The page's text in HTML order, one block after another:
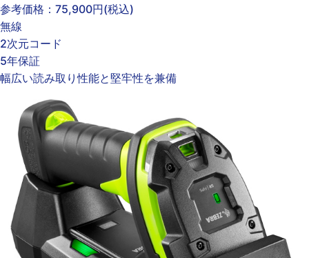
参考価格： 75,900円(税込)
無線
2次元コード
5年保証
幅広い読み取り性能と堅牢性を兼備